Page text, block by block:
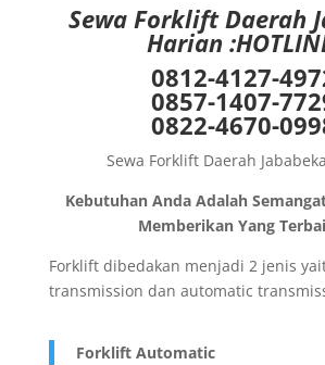
SewaForklift Daerah
Harian
0812-4127-
0857-1407-
0822-4670-
Sewa Forklift Daerah
Kebutuhan Anda Adalah
Memberikan Yang
Forklift dibedakan menjadi 2 jenis
transmission dan automatic
Forklift Automatic